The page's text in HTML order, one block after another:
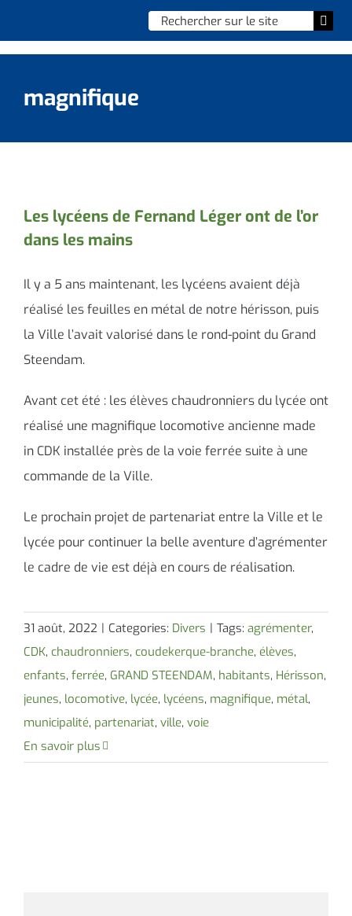
Chercher
:
Vie municipale
Culture et loisirs
Social & solidarité
Contacter le maire
magnifique
Les lycéens de Fernand Léger ont de l’or
dans les mains
Il y a 5 ans maintenant, les lycéens avaient déjà
réalisé les feuilles en métal de notre hérisson, puis
la Ville l’avait valorisé dans le rond-point du Grand
Steendam.
Avant cet été : les élèves chaudronniers du lycée ont
réalisé une magnifique locomotive ancienne made
in CDK installée près de la voie ferrée suite à une
commande de la Ville.
Le prochain projet de partenariat entre la Ville et le
lycée pour continuer la belle aventure d’agrémenter
le cadre de vie est déjà en cours de réalisation.
31 août, 2022 | Categories: Divers | Tags: agrémenter,
CDK, chaudronniers, coudekerque-branche, élèves,
enfants, ferrée, GRAND STEENDAM, habitants, Hérisson,
jeunes, locomotive, lycée, lycéens, magnifique, métal,
municipalité, partenariat, ville, voie
En savoir plus